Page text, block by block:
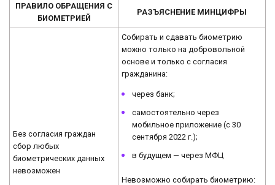
ПРАВИЛО ОБРАЩЕНИЯ С
БИОМЕТРИЕЙ
РАЗЪЯСНЕНИЕ МИНЦИФРЫ
Без согласия граждан
сбор любых
биометрических данных
невозможен
Собирать и сдавать биометрию
можно только на добровольной
основе и только с согласия
гражданина:
через банк;
самостоятельно через
мобильное приложение (с 30
сентября 2022 г.);
в будущем — через МФЦ
Невозможно собирать биометрию: